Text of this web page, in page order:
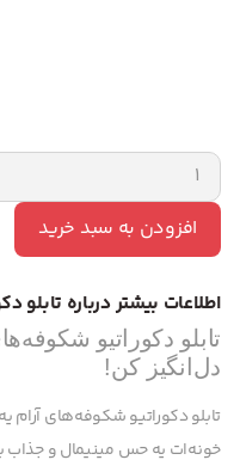
افزودن به سبد خرید
اطلاعات بیشتر درباره تابلو
تابلو دکوراتیو
دل‌انگیز کن!
تابلو دکوراتیو شکوفه‌های آرام
خونه‌ات یه حس مینیمال و جذاب